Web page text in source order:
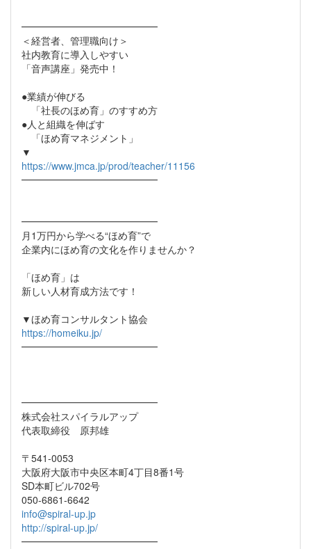
━━━━━━━━━━━━━━
＜経営者、管理職向け＞
社内教育に導入しやすい
「音声講座」発売中！
●業績が伸びる
「社長のほめ育」のすすめ方
●人と組織を伸ばす
「ほめ育マネジメント」
▼
https://www.jmca.jp/prod/teacher/11156
━━━━━━━━━━━━━━
━━━━━━━━━━━━━━
月1万円から学べる“ほめ育”で
企業内にほめ育の文化を作りませんか？
「ほめ育」は
新しい人材育成方法です！
▼ほめ育コンサルタント協会
https://homeiku.jp/
━━━━━━━━━━━━━━
━━━━━━━━━━━━━━
株式会社スパイラルアップ
代表取締役 原邦雄
〒541-0053
大阪府大阪市中央区本町4丁目8番1号
SD本町ビル702号
050-6861-6642
info@spiral-up.jp
http://spiral-up.jp/
━━━━━━━━━━━━━━